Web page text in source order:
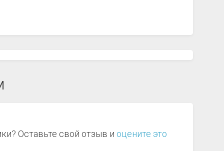
Оставьте свой отзыв и оцените это